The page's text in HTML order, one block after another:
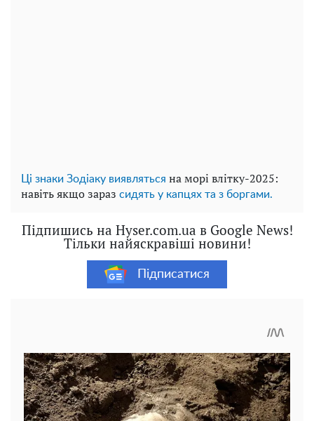
Ці знаки Зодіаку виявляться на морі влітку-2025:
навіть якщо зараз сидять у капцях та з боргами.
Підпишись на Hyser.com.ua в Google News!
Тільки найяскравіші новини!
Підписатися